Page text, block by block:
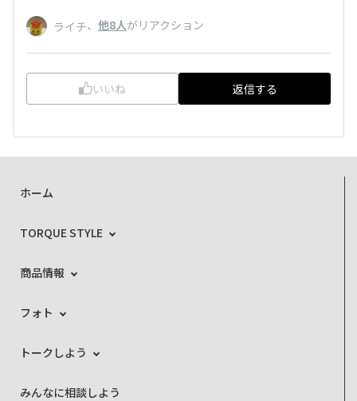
ライチ、 他8人がリアクション
いいね 返信する
ホーム
TORQUE STYLE
商品情報
フォト
トークしよう
みんなに相談しよう